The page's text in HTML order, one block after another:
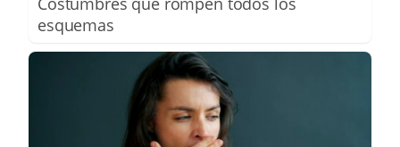
esquemas